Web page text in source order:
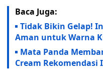
Baca Juga:
Tidak Bikin Gelap!
Aman untuk Warna
Mata Panda
Cream Rekomendasi